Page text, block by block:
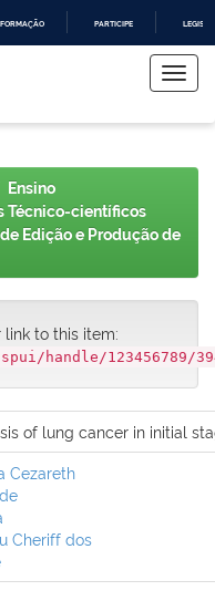
PARTICIPE
Ensino
Técnico-científicos
Edição e Produção de
to this item:
handle/123456789/
of lung cancer in initial
Cezareth
Cheriff dos